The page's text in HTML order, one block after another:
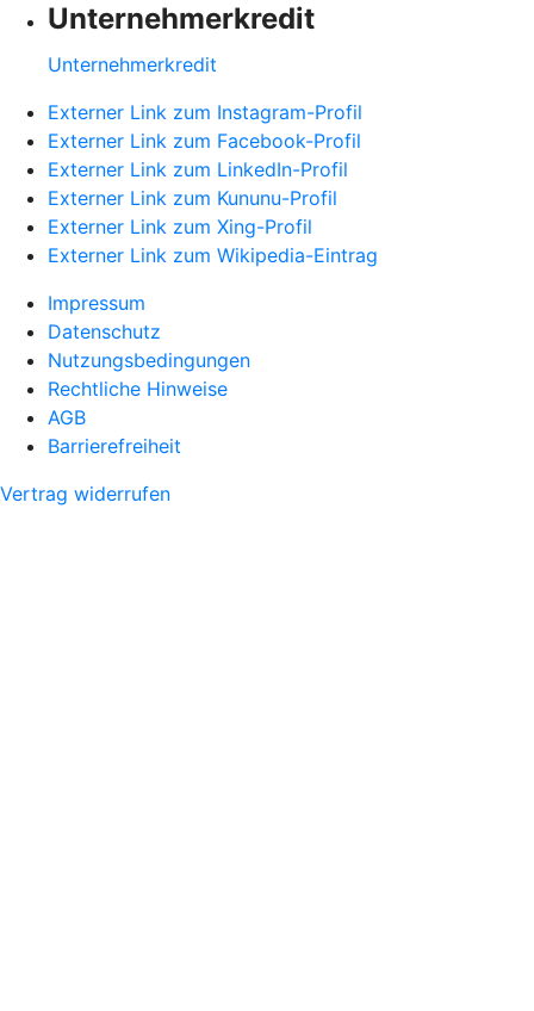
Unternehmerkredit
Unternehmerkredit
Externer Link zum Instagram-Profil
Externer Link zum Facebook-Profil
Externer Link zum LinkedIn-Profil
Externer Link zum Kununu-Profil
Externer Link zum Xing-Profil
Externer Link zum Wikipedia-Eintrag
Impressum
Datenschutz
Nutzungsbedingungen
Rechtliche Hinweise
AGB
Barrierefreiheit
Vertrag widerrufen